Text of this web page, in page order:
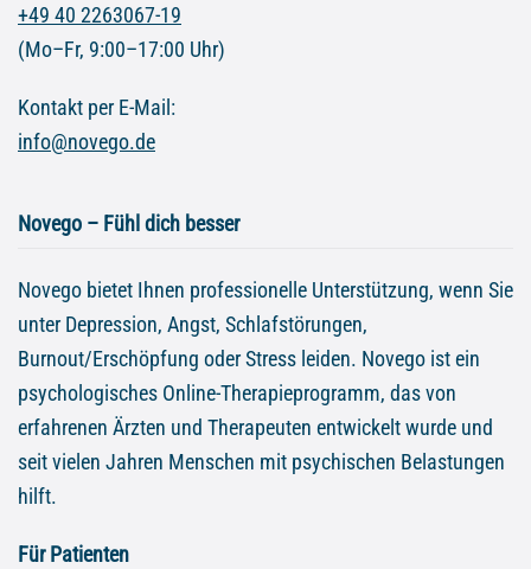
+49 40 2263067-19
(Mo–Fr, 9:00–17:00 Uhr)
Kontakt per E-Mail:
info@novego.de
Novego – Fühl dich besser
Novego bietet Ihnen professionelle Unterstützung, wenn Sie
unter Depression, Angst, Schlafstörungen,
Burnout/Erschöpfung oder Stress leiden. Novego ist ein
psychologisches Online-Therapieprogramm, das von
erfahrenen Ärzten und Therapeuten entwickelt wurde und
seit vielen Jahren Menschen mit psychischen Belastungen
hilft.
Für Patienten